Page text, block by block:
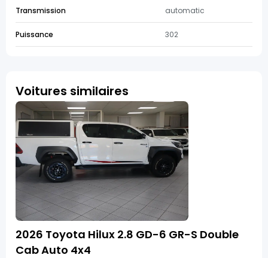
Transmission automatic
Puissance 302
Voitures similaires
2026 Toyota Hilux 2.8 GD-6 GR-S Double
Cab Auto 4x4